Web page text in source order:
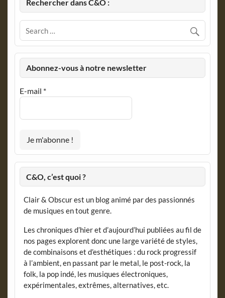
Rechercher dans C&O :
Abonnez-vous à notre newsletter
E-mail *
C&O, c’est quoi ?
Clair & Obscur est un blog animé par des passionnés
de musiques en tout genre.
Les chroniques d’hier et d’aujourd’hui publiées au fil de
nos pages explorent donc une large variété de styles,
de combinaisons et d’esthétiques : du rock progressif
à l’ambient, en passant par le metal, le post-rock, la
folk, la pop indé, les musiques électroniques,
expérimentales, extrêmes, alternatives, etc.